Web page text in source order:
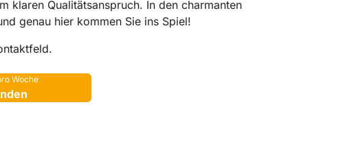
klaren Qualitätsanspruch. In den charmanten
genau hier kommen Sie ins Spiel!
Woche